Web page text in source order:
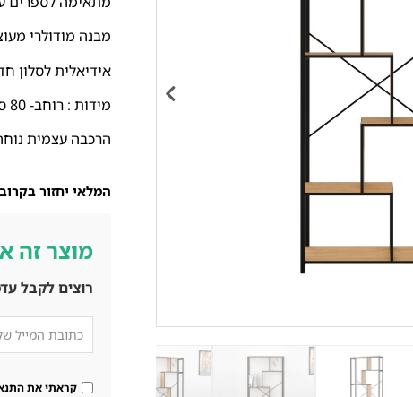
מבנה מודולרי
אידיאלית לסלון
מידות : רוחב- 80 ס"מ עומק- 24 ס"מ גובה – 177 ס"מ
הרכבה עצמית
המלאי יחזור בקרוב
מוצר זה
רוצים לקבל
קראתי את